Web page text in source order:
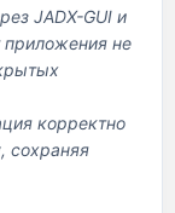
JADX-GUI и
не
корректно
сохраняя